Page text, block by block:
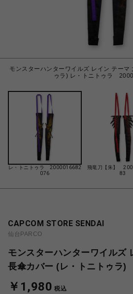
モンスターハンターワイルズ レイン テーマ
ゥラ) レ・トニトゥラ
レ・トニトゥラ 2000016682
076
飛竜刀【朱】
83
CAPCOM STORE SENDAI
仙台PARCO
モンスターハンターワイルズ
長傘カバー (レ・トニトゥラ)
￥1,980 税込